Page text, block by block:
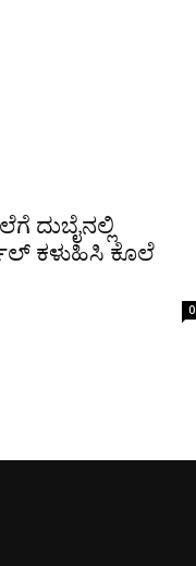
ದುಬೈನಲ್ಲಿ
ಕಳುಹಿಸಿ ಕೊಲೆ
0